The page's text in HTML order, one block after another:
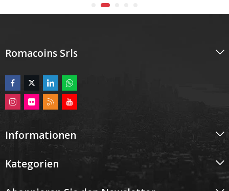
Romacoins Srls
Informationen
Kategorien